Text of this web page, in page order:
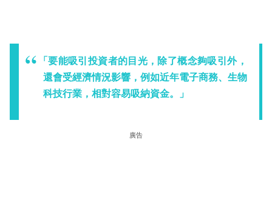
「要能吸引投資者的目光，除了概念夠吸引外，
還會受經濟情況影響，例如近年電子商務、生物
科技行業，相對容易吸納資金。」
廣告